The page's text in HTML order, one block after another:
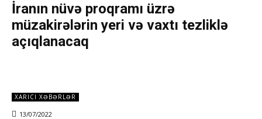
İranın nüvə proqramı üzrə
müzakirələrin yeri və vaxtı tezliklə
açıqlanacaq
XARICI XƏBƏRLƏR
13/07/2022